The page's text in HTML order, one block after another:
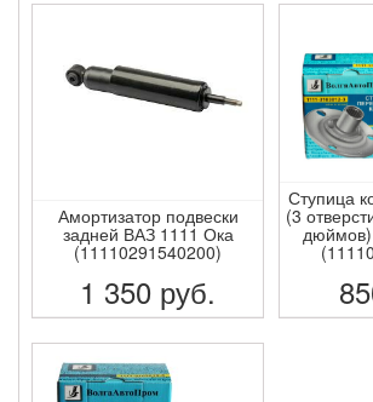
Амортизатор подвески
задней ВАЗ 1111 Ока
(11110291540200)
1 350 руб.
ПОДРОБНЕЕ
Ступица
(3